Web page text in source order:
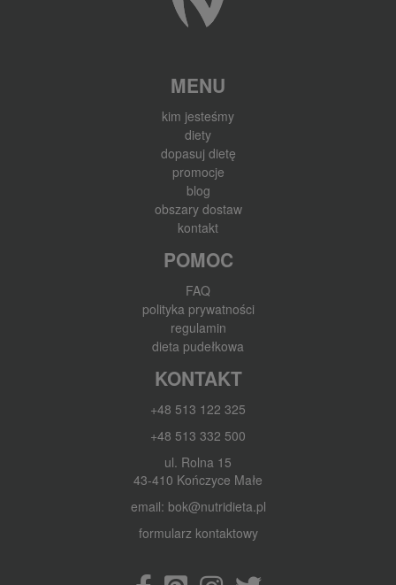
MENU
kim jesteśmy
diety
dopasuj dietę
promocje
blog
obszary dostaw
kontakt
POMOC
FAQ
polityka prywatności
regulamin
dieta pudełkowa
KONTAKT
+48 513 122 325
+48 513 332 500
ul. Rolna 15
43-410 Kończyce Małe
email: bok@nutridieta.pl
formularz kontaktowy